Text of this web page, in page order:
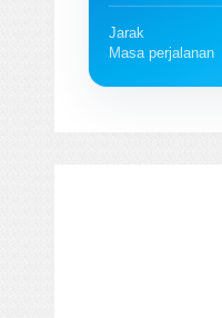
Jarak
Masa perjalanan